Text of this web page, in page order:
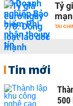
Tỷ
TÀI
Tin mới
500